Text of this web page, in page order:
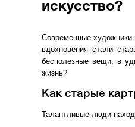
искусство?
Современные художники
вдохновения стали
бесполезные вещи, в
жизнь?
Как старые
Талантливые люди